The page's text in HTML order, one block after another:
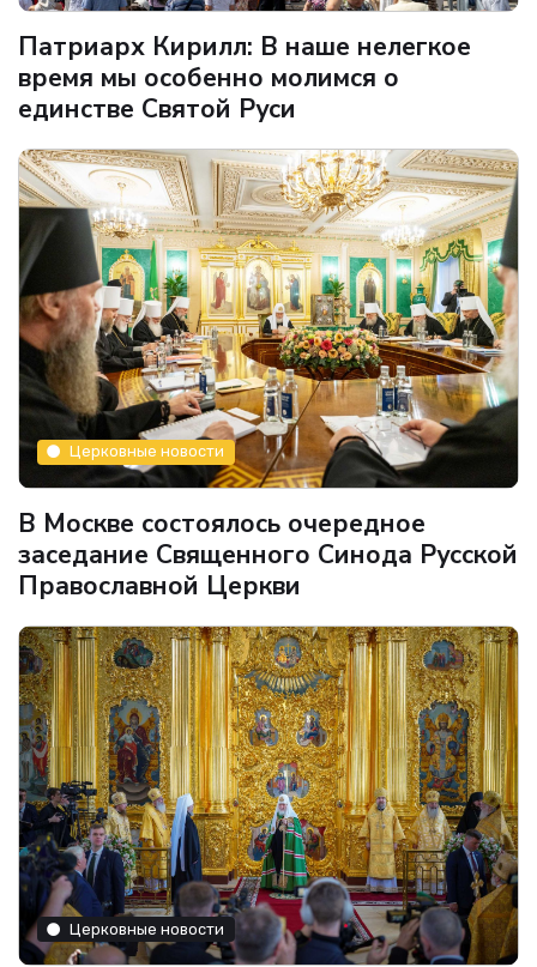
Патриарх Кирилл: В наше нелегкое
время мы особенно молимся о
единстве Святой Руси
Церковные новости
В Москве состоялось очередное
заседание Священного Синода Русской
Православной Церкви
Церковные новости